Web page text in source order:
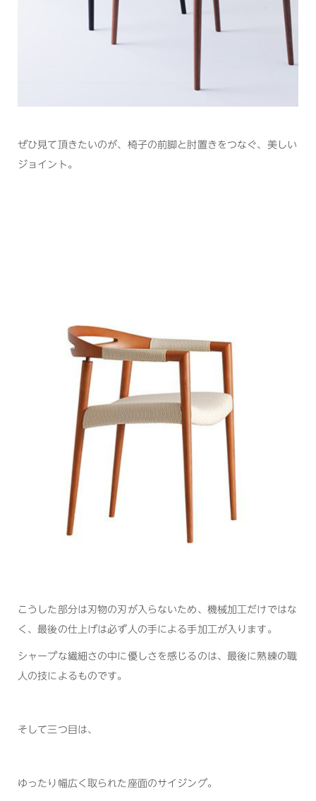
ぜひ見て頂きたいのが、椅子の前脚と肘置きをつなぐ、美しい
ジョイント。
こうした部分は刃物の刃が入らないため、機械加工だけではな
く、最後の仕上げは必ず人の手による手加工が入ります。
シャープな繊細さの中に優しさを感じるのは、最後に熟練の職
人の技によるものです。
そして三つ目は、
ゆったり幅広く取られた座面のサイジング。